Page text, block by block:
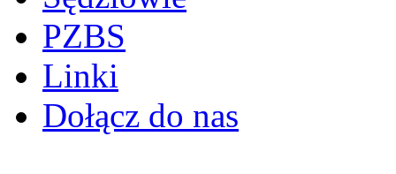
PZBS
Linki
Dołącz do nas